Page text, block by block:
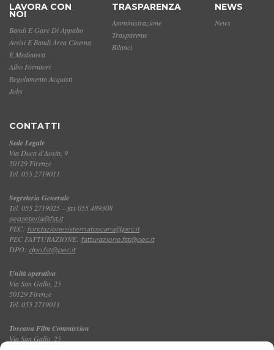
LAVORA CON
NOI
Bandi E Gare Di Appalto
Avvisi E Bandi Area Cinema
E Mediateca
Albo Fornitori
Regolamento Acquisti
Jobs
TRASPARENZA
Amministrazione
Trasparente
Bilanci
NEWS
News
CONTATTI
Sede Legale
Via Duca d'Aosta, 9
50129 Firenze
Tel. 055 2719011
Segreteria Generale
Tel. 055 2719025 – fax 055 489308
segreteria@fst.it
PEC: fondazionesistematoscana@pec.it
PEC FATTURAZIONE: fatturazione.fst@pec.it
DPO: dpo.fst@pec.it
Unità operativa
Via San Gallo, 25
50129 Firenze
Tel. 055 2719011
Toscana Film Commission
Via San Gallo, 25